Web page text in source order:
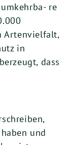
re
Artenvielfalt,
in
dass
und